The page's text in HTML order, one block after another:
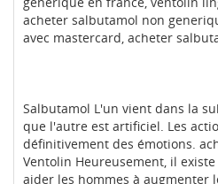
acheter salbutamol non
avec mastercard, acheter
Salbutamol L'un vient dans la
que l'autre est artificiel. Les
définitivement des émotions.
Ventolin Heureusement, il
aider les hommes à augmenter